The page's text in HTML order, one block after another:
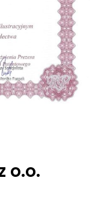
o.o.